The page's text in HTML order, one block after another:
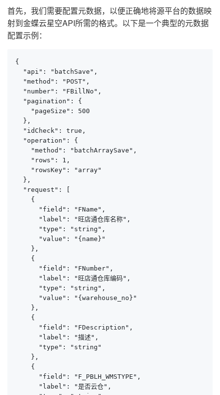
首先，我们需要配置元数据，以便正确地将源平台的数据映
射到金蝶云星空API所需的格式。以下是一个典型的元数据
配置示例：
{
  "api": "batchSave",
  "method": "POST",
  "number": "FBillNo",
  "pagination": {
    "pageSize": 500
  },
  "idCheck": true,
  "operation": {
    "method": "batchArraySave",
    "rows": 1,
    "rowsKey": "array"
  },
  "request": [
    {
      "field": "FName",
      "label": "旺店通仓库名称",
      "type": "string",
      "value": "{name}"
    },
    {
      "field": "FNumber",
      "label": "旺店通仓库编码",
      "type": "string",
      "value": "{warehouse_no}"
    },
    {
      "field": "FDescription",
      "label": "描述",
      "type": "string"
    },
    {
      "field": "F_PBLH_WMSTYPE",
      "label": "是否云仓",